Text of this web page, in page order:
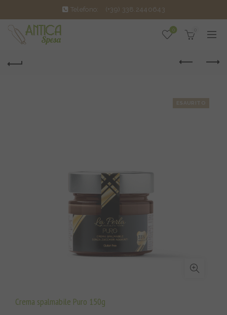
Telefono: (+39) 338.2440643
0
ESAURITO
Crema spalmabile Puro 150g